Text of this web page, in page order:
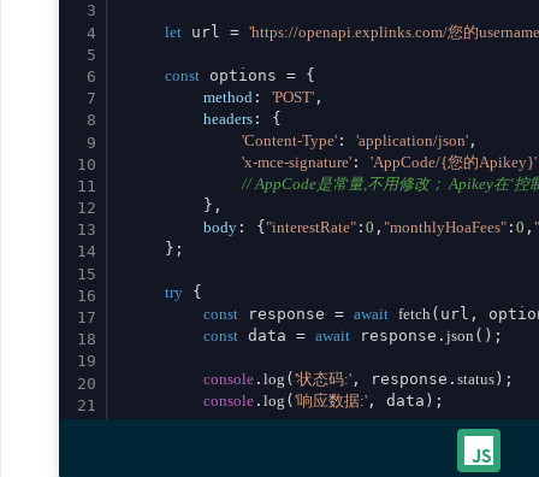
3
4
5
6
7
8
9
10
11
12
13
14
15
16
17
18
19
20
21
let url = 'https://openapi.explinks.com/您的
const options = {
method : 'POST' ,
headers : {
'Content-Type' : 'application/json' ,
'x-mce-signature' : 'AppCode/{您的Apikey}'
// AppCode是常量,不用修改； Apikey在‘控
        },
body : { "interestRate" : 0 , "monthlyHoaFees" : 0 ,
    };
try {
const response = await fetch (url,
const data = await response. json ();
console . log ( '状态码:' , response. status );
console . log ( '响应数据:' , data);